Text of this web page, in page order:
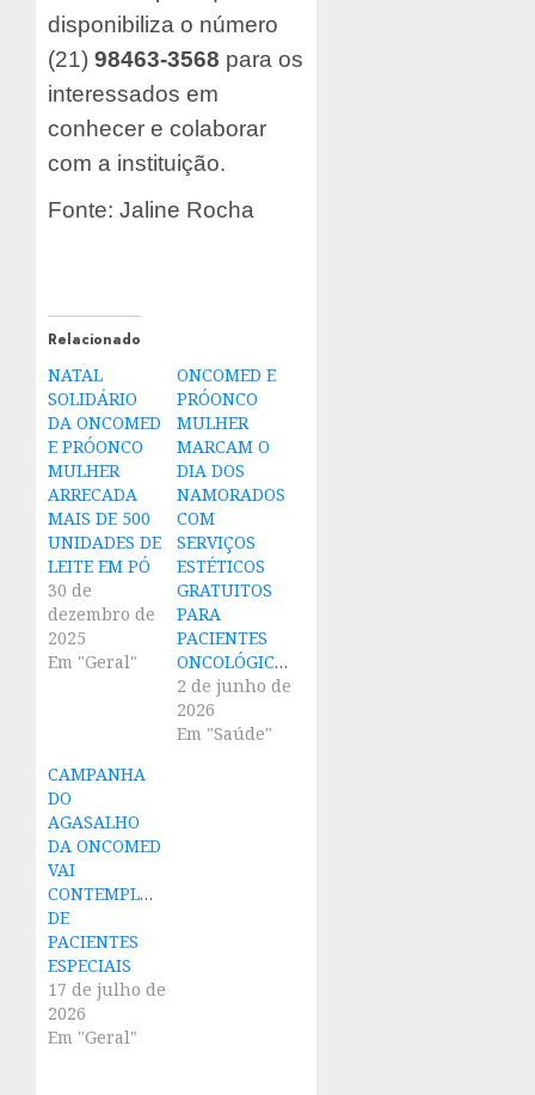
disponibiliza o número
(21) 98463-3568 para os
interessados em
conhecer e colaborar
com a instituição.
Fonte: Jaline Rocha
Relacionado
NATAL
SOLIDÁRIO
DA ONCOMED
E PRÓONCO
MULHER
ARRECADA
MAIS DE 500
UNIDADES DE
LEITE EM PÓ
30 de
dezembro de
2025
Em "Geral"
ONCOMED E
PRÓONCO
MULHER
MARCAM O
DIA DOS
NAMORADOS
COM
SERVIÇOS
ESTÉTICOS
GRATUITOS
PARA
PACIENTES
ONCOLÓGICAS
2 de junho de
2026
Em "Saúde"
CAMPANHA
DO
AGASALHO
DA ONCOMED
VAI
CONTEMPLARASSOCIAÇÃO
DE
PACIENTES
ESPECIAIS
17 de julho de
2026
Em "Geral"